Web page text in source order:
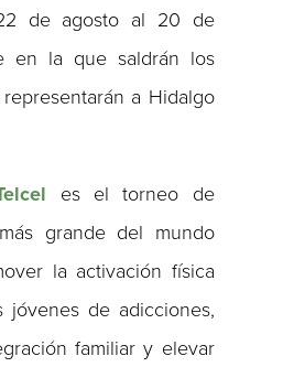
de agosto al 20 de
en la que saldrán los
a Hidalgo
es el torneo de
grande del mundo
la activación física
jóvenes de adicciones,
familiar y elevar